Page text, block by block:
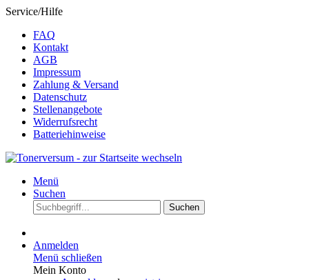
Service/Hilfe
FAQ
Kontakt
AGB
Impressum
Zahlung & Versand
Datenschutz
Stellenangebote
Widerrufsrecht
Batteriehinweise
Menü
Suchen
Suchen
Anmelden
Menü schließen
Mein Konto